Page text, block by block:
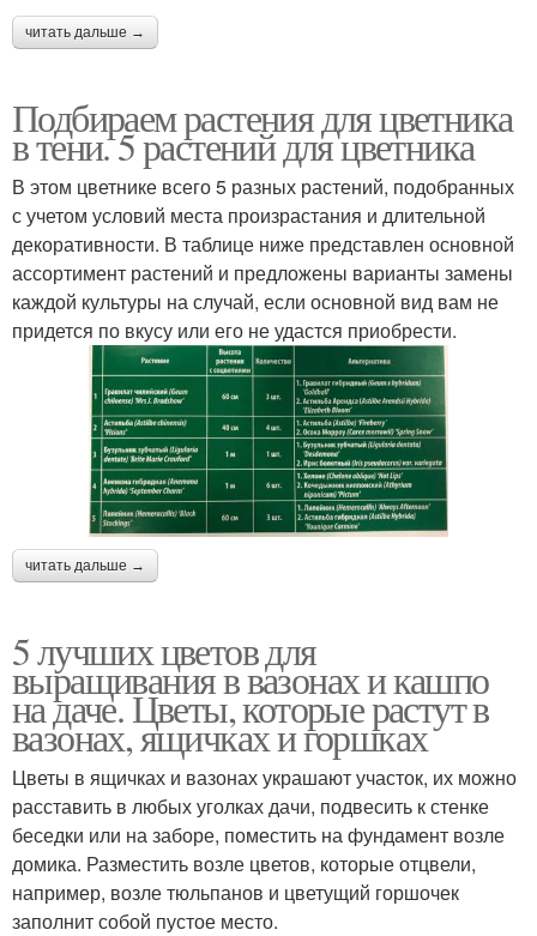
читать дальше →
Подбираем растения для цветника
в тени. 5 растений для цветника
В этом цветнике всего 5 разных растений, подобранных
с учетом условий места произрастания и длительной
декоративности. В таблице ниже представлен основной
ассортимент растений и предложены варианты замены
каждой культуры на случай, если основной вид вам не
придется по вкусу или его не удастся приобрести.
читать дальше →
5 лучших цветов для
выращивания в вазонах и кашпо
на даче. Цветы, которые растут в
вазонах, ящичках и горшках
Цветы в ящичках и вазонах украшают участок, их можно
расставить в любых уголках дачи, подвесить к стенке
беседки или на заборе, поместить на фундамент возле
домика. Разместить возле цветов, которые отцвели,
например, возле тюльпанов и цветущий горшочек
заполнит собой пустое место.